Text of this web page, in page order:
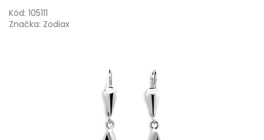
Kód: 105111
Značka: Zodiax